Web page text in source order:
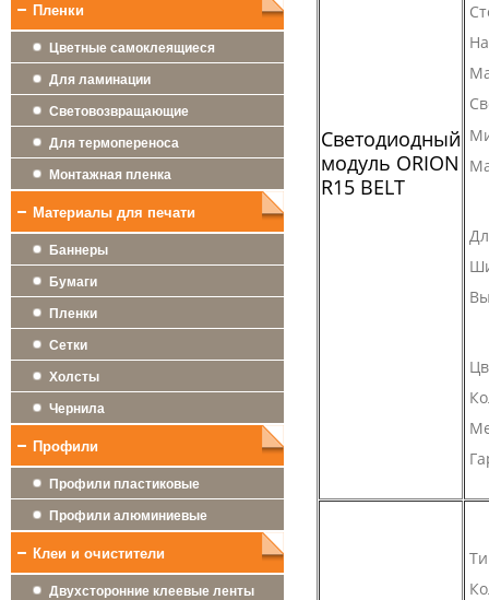
Пленки
Цветные самоклеящиеся
Для ламинации
Световозвращающие
Для термопереноса
Монтажная пленка
Материалы для печати
Баннеры
Бумаги
Пленки
Сетки
Холсты
Чернила
Профили
Профили пластиковые
Профили алюминиевые
Клеи и очистители
Двухсторонние клеевые ленты
Светодиодный
модуль ORION
R15 BELT